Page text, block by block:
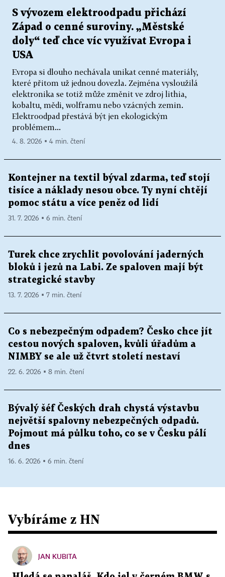
S vývozem elektroodpadu přichází
Západ o cenné suroviny. „Městské
doly“ teď chce víc využívat Evropa i
USA
Evropa si dlouho nechávala unikat cenné materiály,
které přitom už jednou dovezla. Zejména vysloužilá
elektronika se totiž může změnit ve zdroj lithia,
kobaltu, mědi, wolframu nebo vzácných zemin.
Elektroodpad přestává být jen ekologickým
problémem...
4. 8. 2026 ▪ 4 min. čtení
Kontejner na textil býval zdarma, teď stojí
tisíce a náklady nesou obce. Ty nyní chtějí
pomoc státu a více peněz od lidí
31. 7. 2026 ▪ 6 min. čtení
Turek chce zrychlit povolování jaderných
bloků i jezů na Labi. Ze spaloven mají být
strategické stavby
13. 7. 2026 ▪ 7 min. čtení
Co s nebezpečným odpadem? Česko chce jít
cestou nových spaloven, kvůli úřadům a
NIMBY se ale už čtvrt století nestaví
22. 6. 2026 ▪ 8 min. čtení
Bývalý šéf Českých drah chystá výstavbu
největší spalovny nebezpečných odpadů.
Pojmout má půlku toho, co se v Česku pálí
dnes
16. 6. 2026 ▪ 6 min. čtení
Vybíráme z HN
JAN KUBITA